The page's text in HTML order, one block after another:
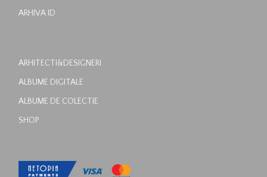
ARHIVA ID
ARHITECTI&DESIGNERI
ALBUME DIGITALE
ALBUME DE COLECTIE
SHOP